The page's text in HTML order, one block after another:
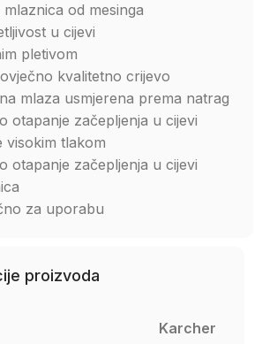
od mesinga
u cijevi
pletivom
kvalitetno crijevo
mlaza usmjerena prema natrag
otapanje začepljenja u cijevi
visokim tlakom
otapanje začepljenja u cijevi
za uporabu
proizvoda
Karcher